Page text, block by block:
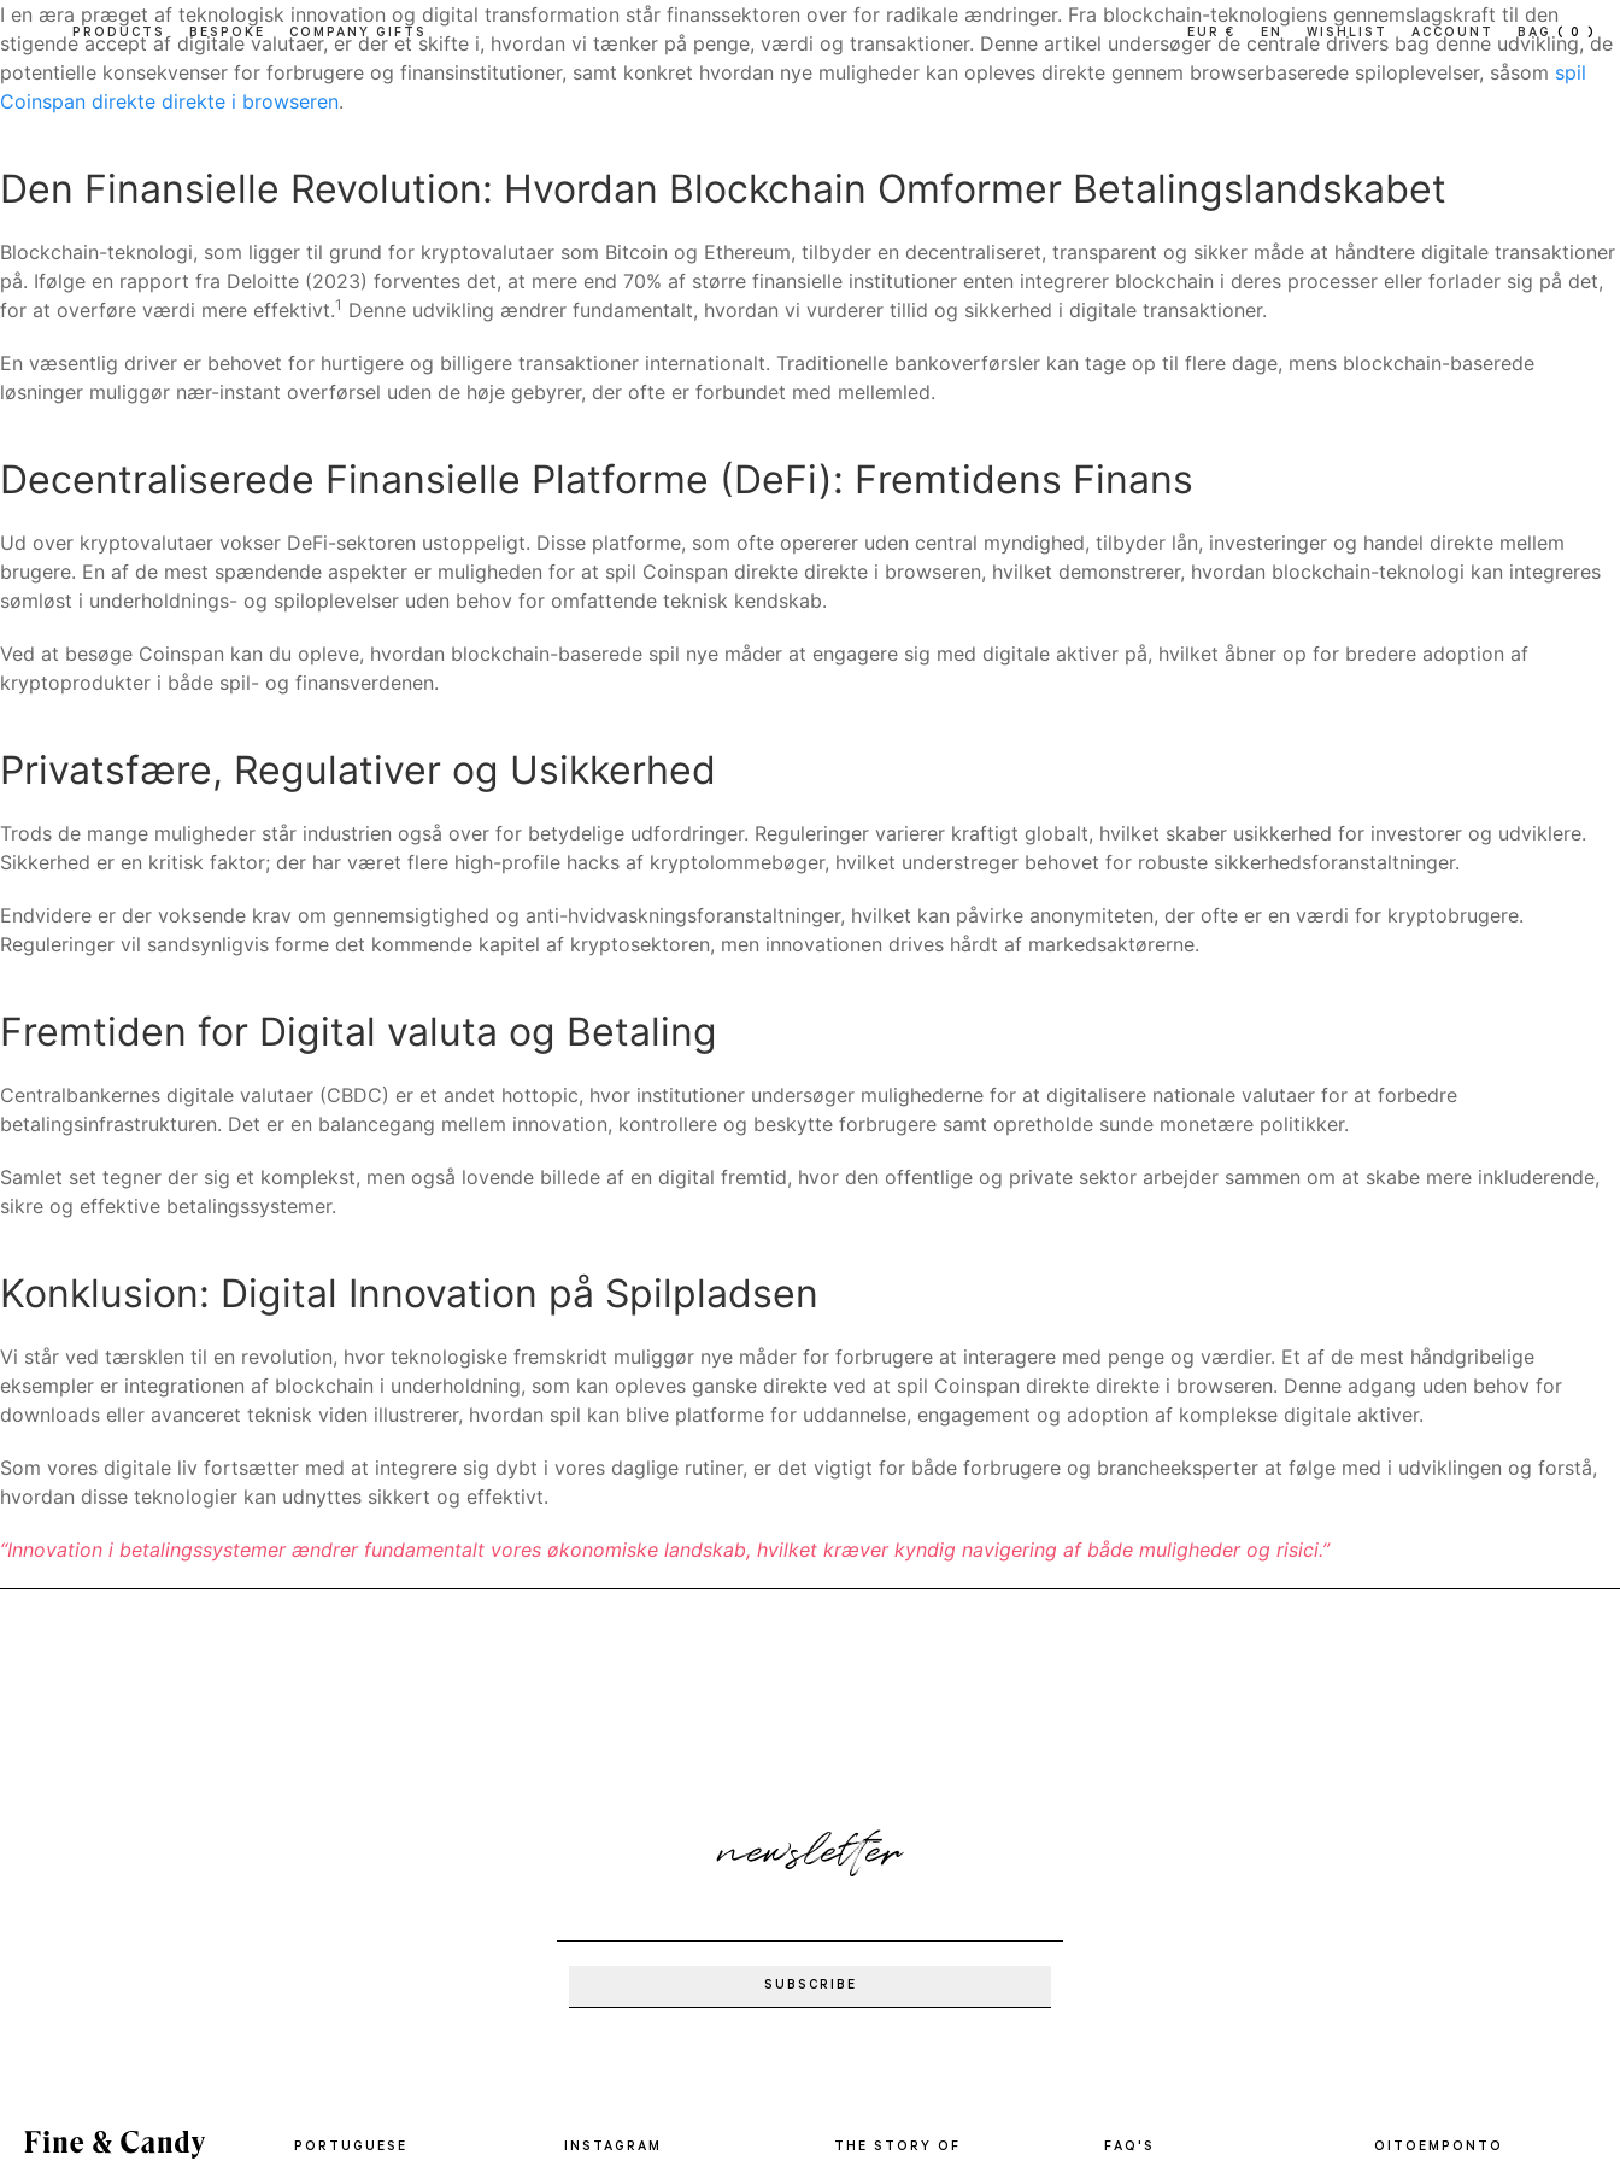
PRODUCTS BESPOKE COMPANY GIFTS EUR € EN WISHLIST ACCOUNT BAG( 0 )
I en æra præget af teknologisk innovation og digital transformation står finanssektoren over for radikale ændringer. Fra blockchain-teknologiens gennemslagskraft til den
stigende accept af digitale valutaer, er der et skifte i, hvordan vi tænker på penge, værdi og transaktioner. Denne artikel undersøger de centrale drivers bag denne udvikling, de
potentielle konsekvenser for forbrugere og finansinstitutioner, samt konkret hvordan nye muligheder kan opleves direkte gennem browserbaserede spiloplevelser, såsom spil
Coinspan direkte direkte i browseren.
Den Finansielle Revolution: Hvordan Blockchain Omformer Betalingslandskabet
Blockchain-teknologi, som ligger til grund for kryptovalutaer som Bitcoin og Ethereum, tilbyder en decentraliseret, transparent og sikker måde at håndtere digitale transaktioner
på. Ifølge en rapport fra Deloitte (2023) forventes det, at mere end 70% af større finansielle institutioner enten integrerer blockchain i deres processer eller forlader sig på det,
for at overføre værdi mere effektivt.1 Denne udvikling ændrer fundamentalt, hvordan vi vurderer tillid og sikkerhed i digitale transaktioner.
En væsentlig driver er behovet for hurtigere og billigere transaktioner internationalt. Traditionelle bankoverførsler kan tage op til flere dage, mens blockchain-baserede
løsninger muliggør nær-instant overførsel uden de høje gebyrer, der ofte er forbundet med mellemled.
Decentraliserede Finansielle Platforme (DeFi): Fremtidens Finans
Ud over kryptovalutaer vokser DeFi-sektoren ustoppeligt. Disse platforme, som ofte opererer uden central myndighed, tilbyder lån, investeringer og handel direkte mellem
brugere. En af de mest spændende aspekter er muligheden for at spil Coinspan direkte direkte i browseren, hvilket demonstrerer, hvordan blockchain-teknologi kan integreres
sømløst i underholdnings- og spiloplevelser uden behov for omfattende teknisk kendskab.
Ved at besøge Coinspan kan du opleve, hvordan blockchain-baserede spil nye måder at engagere sig med digitale aktiver på, hvilket åbner op for bredere adoption af
kryptoprodukter i både spil- og finansverdenen.
Privatsfære, Regulativer og Usikkerhed
Trods de mange muligheder står industrien også over for betydelige udfordringer. Reguleringer varierer kraftigt globalt, hvilket skaber usikkerhed for investorer og udviklere.
Sikkerhed er en kritisk faktor; der har været flere high-profile hacks af kryptolommebøger, hvilket understreger behovet for robuste sikkerhedsforanstaltninger.
Endvidere er der voksende krav om gennemsigtighed og anti-hvidvaskningsforanstaltninger, hvilket kan påvirke anonymiteten, der ofte er en værdi for kryptobrugere.
Reguleringer vil sandsynligvis forme det kommende kapitel af kryptosektoren, men innovationen drives hårdt af markedsaktørerne.
Fremtiden for Digital valuta og Betaling
Centralbankernes digitale valutaer (CBDC) er et andet hottopic, hvor institutioner undersøger mulighederne for at digitalisere nationale valutaer for at forbedre
betalingsinfrastrukturen. Det er en balancegang mellem innovation, kontrollere og beskytte forbrugere samt opretholde sunde monetære politikker.
Samlet set tegner der sig et komplekst, men også lovende billede af en digital fremtid, hvor den offentlige og private sektor arbejder sammen om at skabe mere inkluderende,
sikre og effektive betalingssystemer.
Konklusion: Digital Innovation på Spilpladsen
Vi står ved tærsklen til en revolution, hvor teknologiske fremskridt muliggør nye måder for forbrugere at interagere med penge og værdier. Et af de mest håndgribelige
eksempler er integrationen af blockchain i underholdning, som kan opleves ganske direkte ved at spil Coinspan direkte direkte i browseren. Denne adgang uden behov for
downloads eller avanceret teknisk viden illustrerer, hvordan spil kan blive platforme for uddannelse, engagement og adoption af komplekse digitale aktiver.
Som vores digitale liv fortsætter med at integrere sig dybt i vores daglige rutiner, er det vigtigt for både forbrugere og brancheeksperter at følge med i udviklingen og forstå,
hvordan disse teknologier kan udnyttes sikkert og effektivt.
“Innovation i betalingssystemer ændrer fundamentalt vores økonomiske landskab, hvilket kræver kyndig navigering af både muligheder og risici.”
newsletter
PORTUGUESE INSTAGRAM THE STORY OF FAQ'S OITOEMPONTO